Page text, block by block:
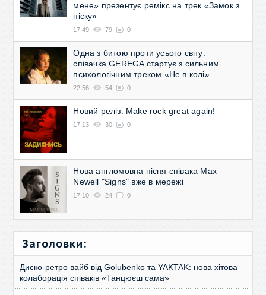
мене» презентує ремікс на трек «Замок з
піску»
17:49 79 0
Одна з битою проти усього світу:
співачка GEREGA стартує з сильним
психологічним треком «Не в колі»
22:56 54 0
Новий реліз: Make rock great again!
17:13 30 0
Нова англомовна пісня співака Max
Newell "Signs" вже в мережі
17:10 24 0
Заголовки:
Диско-ретро вайб від Golubenko та YAKTAK: нова хітова
колаборація співаків «Танцюєш сама»